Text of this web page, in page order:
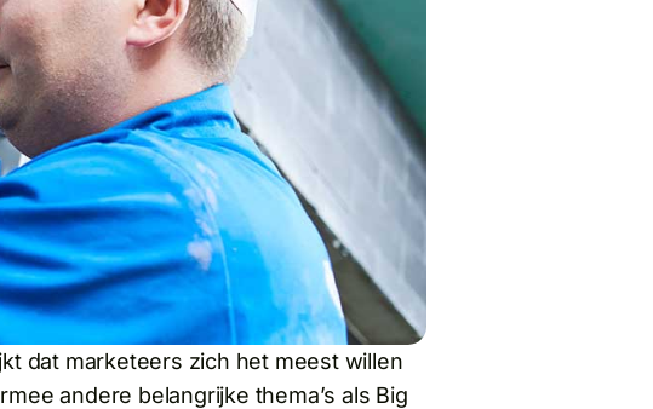
dat marketeers zich het meest willen
andere belangrijke thema’s als Big